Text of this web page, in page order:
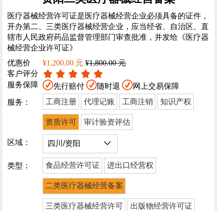
医疗器械经营许可证是医疗器械经营企业必须具备的证件，
开办第二、三类医疗器械经营企业，应当经省、自治区、直
辖市人民政府药品监督管理部门审查批准，并发给《医疗器
械经营企业许可证》
优惠价
¥1,200.00 元 ¥1,800.00 元
客户评分
服务保障
先行赔付 随时退
网上交易保障
服务：
工商注册 代理记账 工商注销 知识产权
资质许可 审计验资评估
区域：
类型： 食品经营许可证 进出口经营权
二类医疗器械经营备案
三类医疗器械经营许可 出版物经营许可证